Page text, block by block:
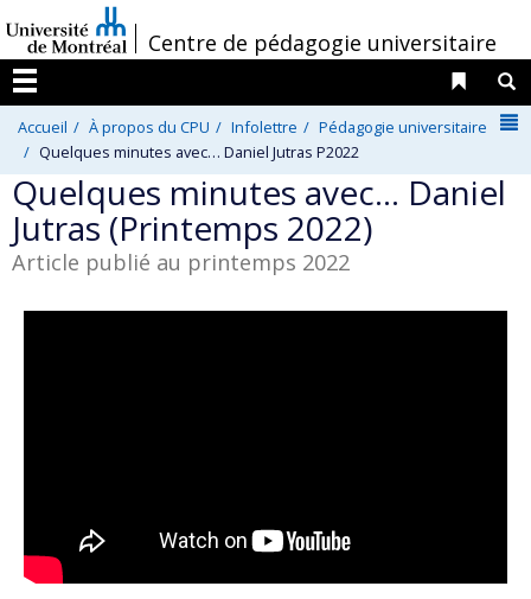
au
contenu
/
Centre de pédagogie universitaire
Menu
Liens
Accueil À propos du CPU Infolettre
Pédagogie universitaire
Quelques minutes avec… Daniel Jutras P2022
Quelques minutes avec… Daniel
Jutras (Printemps 2022)
Article publié au printemps 2022